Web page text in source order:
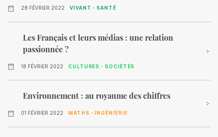
28 FÉVRIER 2022 VIVANT・SANTÉ
Les Français et leurs médias : une relation
passionnée ?
18 FÉVRIER 2022 CULTURES・SOCIÉTÉS
Environnement : au royaume des chiffres
01 FÉVRIER 2022 MATHS・INGÉNIERIE